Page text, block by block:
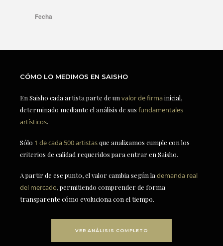
CÓMO LO MEDIMOS EN SAISHO
En Saisho cada artista parte de un valor de firmainicial,
determinado mediante el análisis de sus fundamentales
artísticos.
Sólo 1 de cada 500 artistasque analizamos cumple con los
criterios de calidad requeridos para entrar en Saisho.
A partir de ese punto, el valor cambia según la demanda real
del mercado, permitiendo comprender de forma
transparente cómo evoluciona con el tiempo.
VER ANÁLISIS COMPLETO